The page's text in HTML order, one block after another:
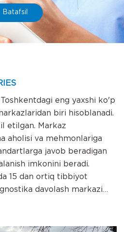
Batafsil
eng yaxshi ko'p
biri hisoblanadi.
etilgan. Markaz
aholisi va mehmonlariga
javob beradigan
imkonini beradi.
15 dan ortiq tibbiyot
davolash markazi
uchun eng qulay